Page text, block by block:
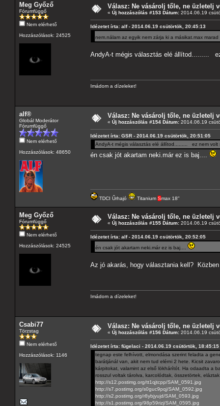
Meg Győző
Fórumfüggő
Nem elérhető
Hozzászólások: 24525
Válasz: Ne vásárolj tőle, ne üzletelj
« Új hozzászólás #153 Dátum: 2014.06.19
Idézetet írta: alf - 2014.06.19 csütörtök, 20:45:13
nem.nálam az egyik nem zárja ki a másikat.max
AndyA-t mégis választás elé állítod.........
Imádom a dízeleket!
alf®
Globál Moderátor
Fórumfüggő
Nem elérhető
Hozzászólások: 48650
Válasz: Ne vásárolj tőle, ne üzletelj
« Új hozzászólás #154 Dátum: 2014.06.19
Idézetet írta: GSR - 2014.06.19 csütörtök, 20:51:05
AndyA-t mégis választás elé állítod......... ez nem volt
én csak jót akartam neki.már ez is baj....
TDCI Űrhajó Titanium Smax 18"
Meg Győző
Fórumfüggő
Nem elérhető
Hozzászólások: 24525
Válasz: Ne vásárolj tőle, ne üzletelj
« Új hozzászólás #155 Dátum: 2014.06.19
Idézetet írta: alf - 2014.06.19 csütörtök, 20:52:05
én csak jót akartam neki.már ez is baj....
Az jó akarás, hogy választania kell?
Imádom a dízeleket!
Csabi77
Törzstag
Nem elérhető
Hozzászólások: 1146
Válasz: Ne vásárolj tőle, ne üzletelj
« Új hozzászólás #156 Dátum: 2014.06.19
Idézetet írta: fügelaci - 2014.06.19 csütörtök, 18:45:15
tegnap este felhívott, elmondása szerint feladta a
barátjánál van, akit nem tud elérni 2 hete. Kicsit
kárpitokat, valamint az első lökhárítót. Ha odaadta a
rosszul voltak tárolva, karcolódtak, összetörtek,
http://s12.postimg.org/tt1qjtcpp/SAM_0591.jpg
http://s7.postimg.org/s0guc9pqj/SAM_0592.jpg
http://s2.postimg.org/r8ybjyujd/SAM_0593.jpg
http://s1.postimg.org/98p59rizj/SAM_0595.jpg